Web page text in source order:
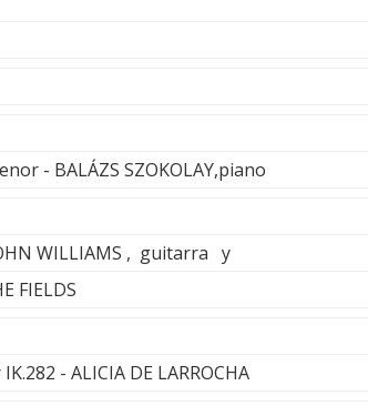
- BALÁZS SZOKOLAY,piano
WILLIAMS , guitarra y
FIELDS
- ALICIA DE LARROCHA